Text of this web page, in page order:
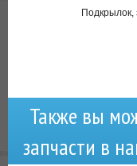
Подкрылок,
Также вы
запчасти в